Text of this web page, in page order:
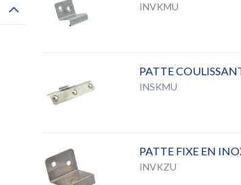
INVKMU
PATTE
INSKMU
PATTE FIXE EN
INVKZU